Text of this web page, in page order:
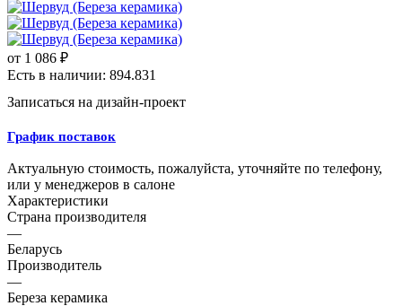
от 1 086 ₽
Есть в наличии: 894.831
Записаться на дизайн-проект
График поставок
Актуальную стоимость, пожалуйста, уточняйте по телефону,
или у менеджеров в салоне
Характеристики
Страна производителя
—
Беларусь
Производитель
—
Береза керамика